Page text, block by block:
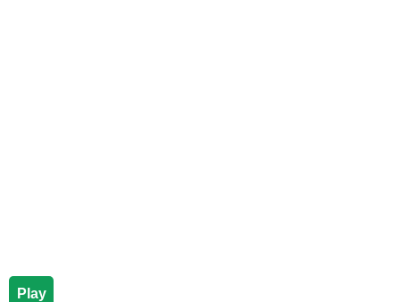
Play